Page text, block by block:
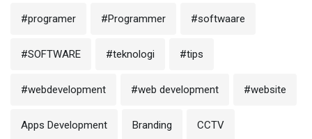
#programer #Programmer #softwaare
#SOFTWARE #teknologi #tips
#webdevelopment #web development #website
Apps Development Branding CCTV